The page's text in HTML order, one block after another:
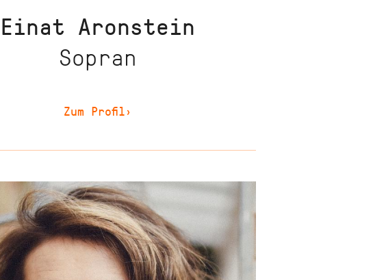
Einat Aronstein
Sopran
Zum Profil›